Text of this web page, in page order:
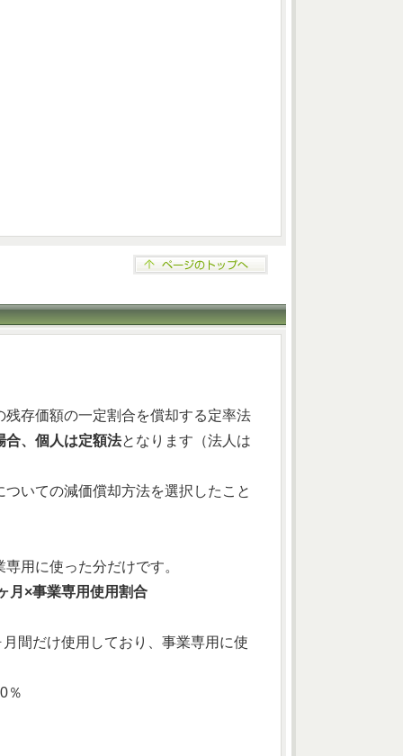
存価額の一定割合を償却する定率法
合、個人は定額法となります（法人は
いての減価償却方法を選択したこと
用に使った分だけです。
月×事業専用使用割合
間だけ使用しており、事業専用に使
％